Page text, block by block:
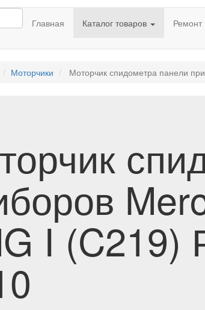
Главная
Каталог товаров Ремонт
Моторчики Моторчик спидометра панели
I (C219)